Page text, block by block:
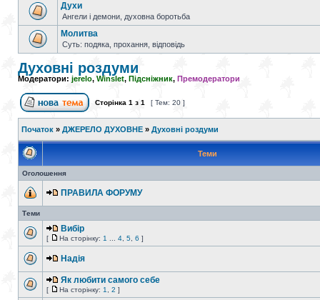
Духи
Ангели і демони, духовна боротьба
Молитва
Суть: подяка, прохання, відповідь
Духовні роздуми
Модератори: jerelo, Winslet, Підсніжник, Премодератори
Сторінка 1 з 1 [ Тем: 20 ]
Початок » ДЖЕРЕЛО ДУХОВНЕ » Духовні роздуми
Теми
Оголошення
ПРАВИЛА ФОРУМУ
Теми
Вибір
[ На сторінку: 1 4 5 6 ]
Надія
Як любити самого себе
[ На сторінку: 1 2 ]